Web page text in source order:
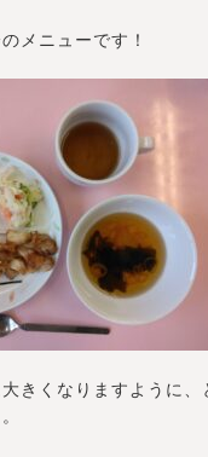
メニューです！
きくなりますように、